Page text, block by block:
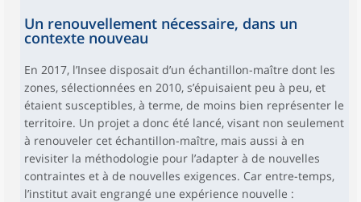
Un renouvellement nécessaire, dans un
contexte nouveau
En 2017, l’Insee disposait d’un échantillon-maître dont les
zones, sélectionnées en 2010, s’épuisaient peu à peu, et
étaient susceptibles, à terme, de moins bien représenter le
territoire. Un projet a donc été lancé, visant non seulement
à renouveler cet échantillon-maître, mais aussi à en
revisiter la méthodologie pour l’adapter à de nouvelles
contraintes et à de nouvelles exigences. Car entre-temps,
l’institut avait engrangé une expérience nouvelle :